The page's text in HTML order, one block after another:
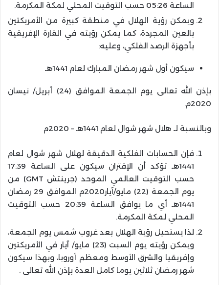
الساعة 05:26 حسب التوقيت المحلي لمكة المكرمة.
ويمكن رؤية الهلال في منطقة كبيرة من الأمريكتين
بالعين المجردة، كما يمكن رؤيته في القارة الإفريقية
بأجهزة الرصد الفلكي، وعليه:
سيكون أول شهر رمضان المبارك لعام 1441هـ
بإذن الله تعالى يوم الجمعة الموافق (24) أبريل/ نيسان
2020م.
وبالنسبة لـ هلال شهر شوال لعام 1441هـ – 2020م
فإن الحسابات الفلكية الدقيقة لهلال شهر شوال لعام
1441هـ تؤكد أن الإقتران سيكون على الساعة 17:39
حسب التوقيت العالمي الموحد (جرينتش GMT) من
يوم الجمعة (22) مايو/آيار2020م الموافق 29 رمضان
1441هـ أي ما يوافق الساعة 20:39 حسب التوقيت
المحلي لمكة المكرمة.
لذا يستحيل رؤية الهلال بعد غروب شمس يوم الجمعة،
ويمكن رؤيته يوم السبت (23) مايو/ آيار في الأمريكتين
وإفريقيا والشرق الأوسط ومعظم أوروبا، وبهذا سيكون
شهر رمضان ثلاثين يوما كامل العدة بإذن الله تعالى .